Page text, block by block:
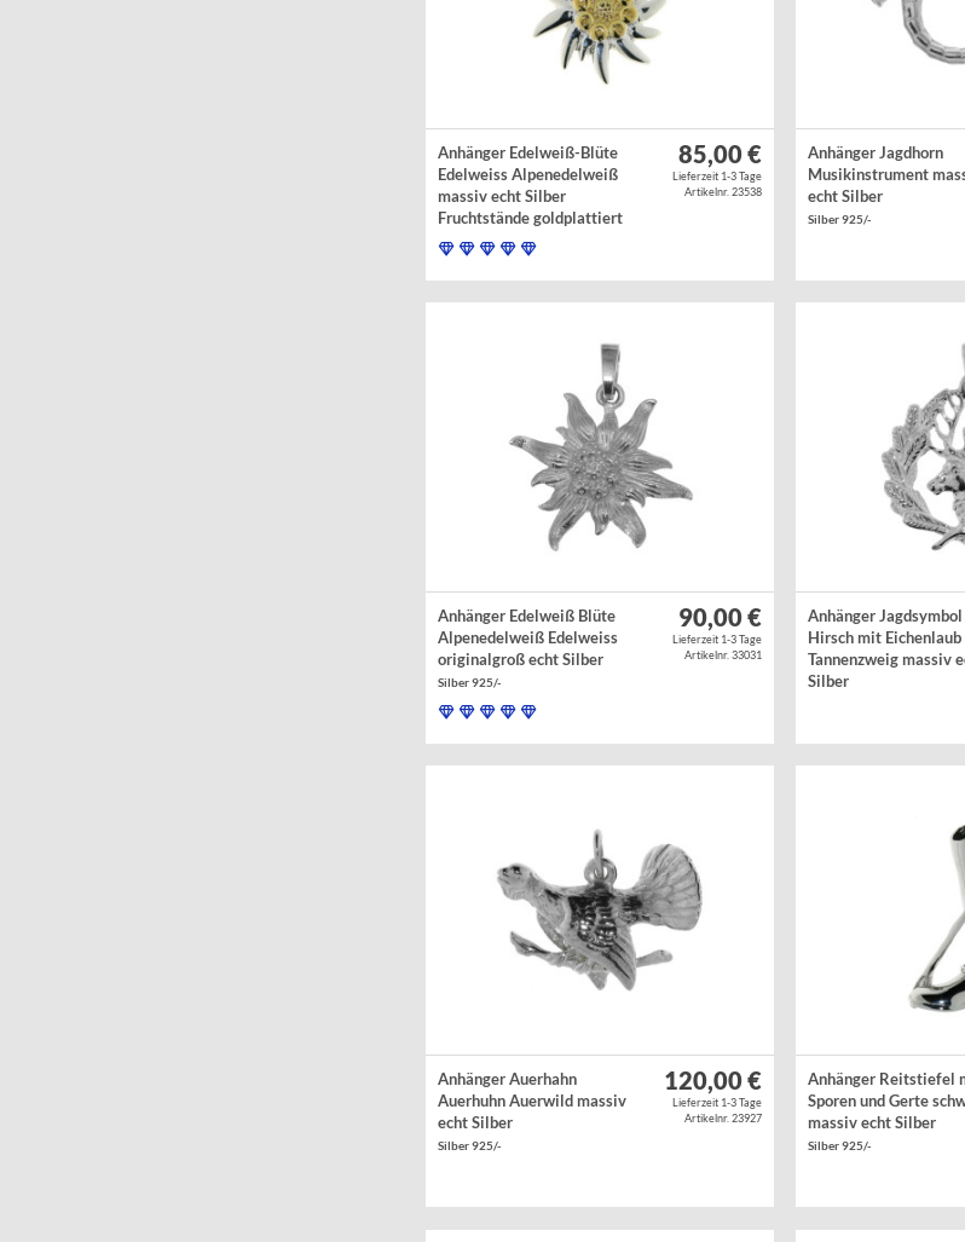
Anhänger Edelweiß-Blüte
Edelweiss Alpenedelweiß
massiv echt Silber
Fruchtstände goldplattiert
Silber 925/-, Silber 925/-
85,00 €
Lieferzeit 1-3 Tage
Artikelnr. 23538
Anhänger Jagdhorn
Musikinstrument
echt Silber
Silber 925/-
Anhänger Edelweiß Blüte
Alpenedelweiß Edelweiss
originalgroß echt Silber
Silber 925/-
90,00 €
Lieferzeit 1-3 Tage
Artikelnr. 33031
Anhänger Jagdsymbol
Hirsch mit Eichenlaub
Tannenzweig massiv
Silber
Anhänger Auerhahn
Auerhuhn Auerwild massiv
echt Silber
Silber 925/-
120,00 €
Lieferzeit 1-3 Tage
Artikelnr. 23927
Anhänger Reitstiefel
Sporen und Gerte
massiv echt Silber
Silber 925/-